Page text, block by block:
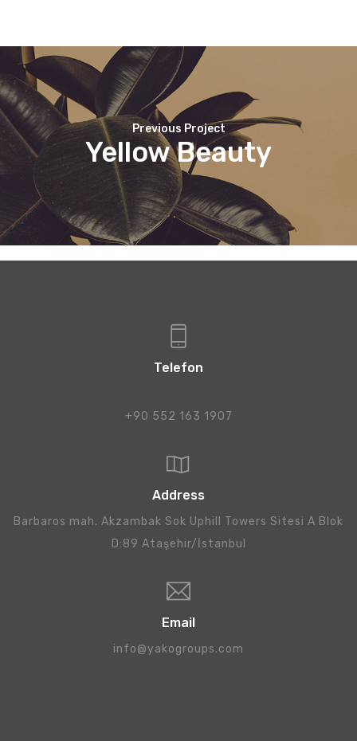
Previous Project
Yellow Beauty
Telefon
+90 552 163 1907
Address
Barbaros mah. Akzambak Sok Uphill Towers Sitesi A Blok
D:89 Ataşehir/İstanbul
Email
info@yakogroups.com